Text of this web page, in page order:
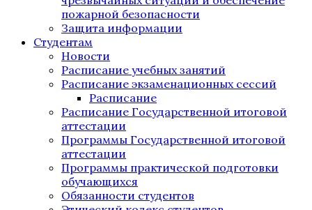
пожарной безопасности
Защита информации
Студентам
Новости
Расписание учебных занятий
Расписание экзаменационных сессий
Расписание
Расписание Государственной итоговой
аттестации
Программы Государственной итоговой
аттестации
Программы практической подготовки
обучающихся
Обязанности студентов